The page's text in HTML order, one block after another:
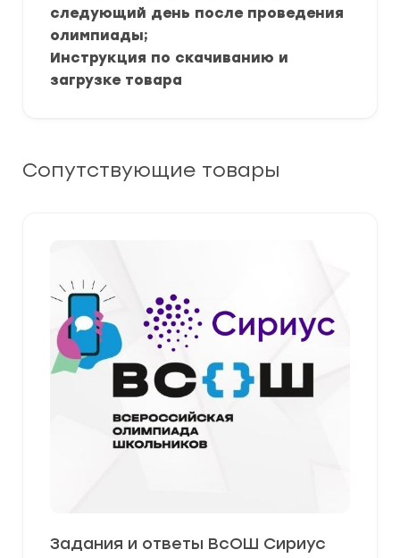
следующий день после проведения
олимпиады;
Инструкция по скачиванию и
загрузке товара
Сопутствующие товары
Задания и ответы ВсОШ Сириус